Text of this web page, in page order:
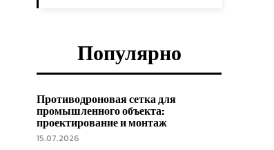
Популярно
Противодроновая сетка для
промышленного объекта:
проектирование и монтаж
15.07.2026